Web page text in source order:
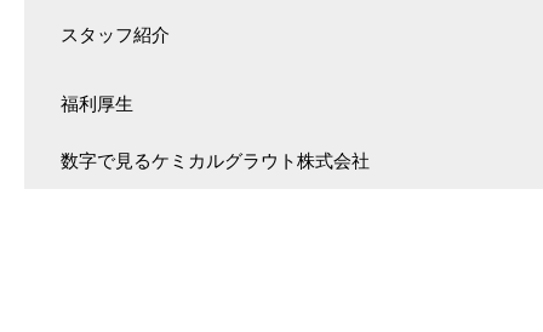
スタッフ紹介
福利厚生
数字で見るケミカルグラウト株式会社